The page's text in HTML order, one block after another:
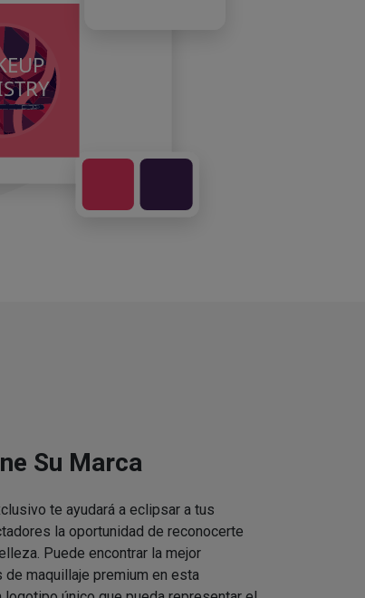
Su Marca
te ayudará a eclipsar a tus
la oportunidad de reconocerte
Puede encontrar la mejor
maquillaje premium en esta